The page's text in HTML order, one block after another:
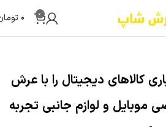
0 ۰
کالاهای دیجیتال را با عرش
و لوازم جانبی تجربه